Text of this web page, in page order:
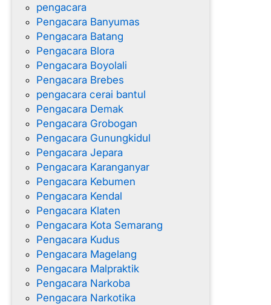
pengacara
Pengacara Banyumas
Pengacara Batang
Pengacara Blora
Pengacara Boyolali
Pengacara Brebes
pengacara cerai bantul
Pengacara Demak
Pengacara Grobogan
Pengacara Gunungkidul
Pengacara Jepara
Pengacara Karanganyar
Pengacara Kebumen
Pengacara Kendal
Pengacara Klaten
Pengacara Kota Semarang
Pengacara Kudus
Pengacara Magelang
Pengacara Malpraktik
Pengacara Narkoba
Pengacara Narkotika